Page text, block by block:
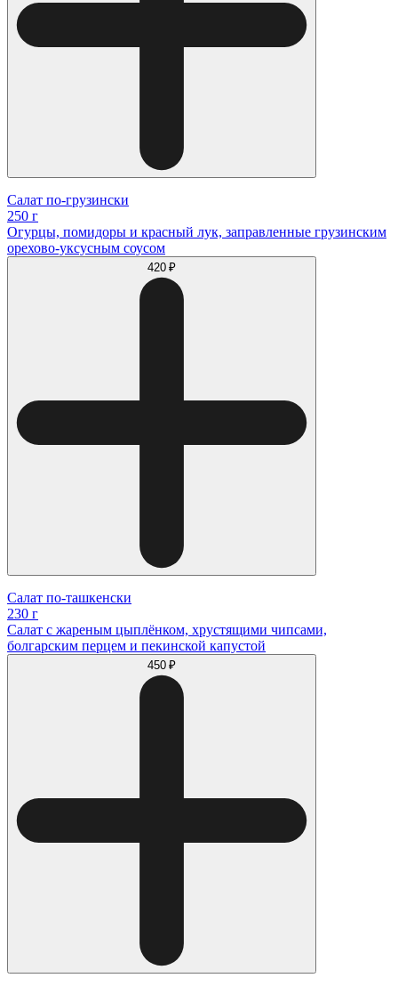
Салат по-грузински
250 г
Огурцы, помидоры и красный лук, заправленные грузинским
орехово-уксусным соусом
420 ₽
Салат по-ташкенски
230 г
Салат с жареным цыплёнком, хрустящими чипсами,
болгарским перцем и пекинской капустой
450 ₽